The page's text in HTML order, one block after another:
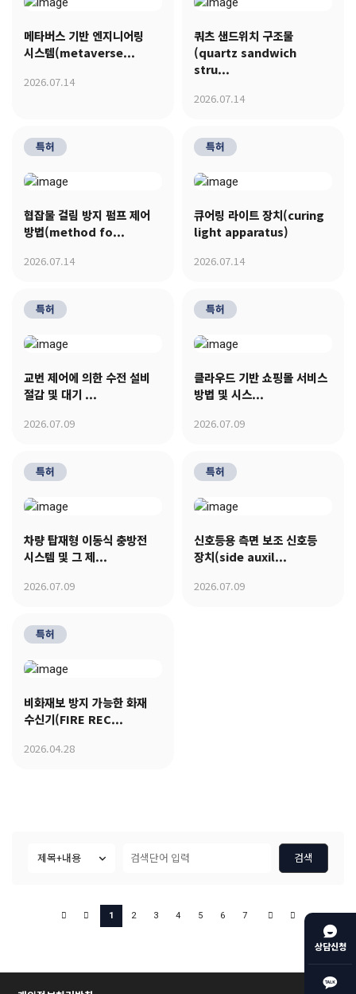
메타버스 기반 엔지니어링
시스템(metaverse...
2026.07.14
쿼츠 샌드위치 구조물
(quartz sandwich
stru...
2026.07.14
특허
협잡물 걸림 방지 펌프 제어
방법(method fo...
2026.07.14
특허
큐어링 라이트 장치(curing
light apparatus)
2026.07.14
특허
교번 제어에 의한 수전 설비
절감 및 대기 ...
2026.07.09
특허
클라우드 기반 쇼핑몰 서비스
방법 및 시스...
2026.07.09
특허
차량 탑재형 이동식 충방전
시스템 및 그 제...
2026.07.09
특허
신호등용 측면 보조 신호등
장치(side auxil...
2026.07.09
특허
비화재보 방지 가능한 화재
수신기(FIRE REC...
2026.04.28
검색
1 2 3 4 5 6 7
상담신청